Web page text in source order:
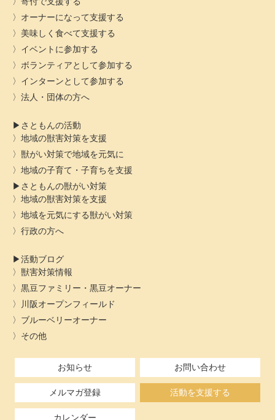
オーナーになって支援する
美味しく食べて支援する
イベントに参加する
ボランティアとして参加する
インターンとして参加する
法人・団体の方へ
さともんの活動
地域の獣害対策を支援
獣がい対策で地域を元気に
地域の子育て・子育ちを支援
さともんの獣がい対策
地域の獣害対策を支援
地域を元気にする獣がい対策
行政の方へ
活動ブログ
獣害対策情報
黒豆ファミリー・黒豆オーナー
川阪オープンフィールド
ブルーベリーオーナー
その他
お知らせ お問い合わせ
メルマガ登録 活動を支援する
カレンダー